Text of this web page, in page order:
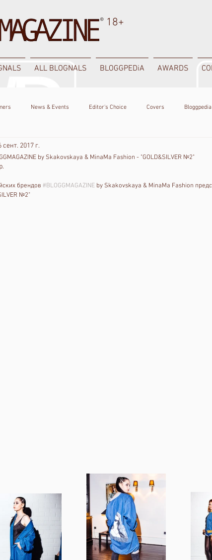
18+
ALL BLOGNALS BLOGGPEDiA AWARDS
News & Events Editor's Choice Covers Bloggpedia
by Skakovskaya & MinaMa Fashion - "GOLD&SILVER №2"
сент. 2017 г.
брендов #BLOGGMAGAZINE by Skakovskaya & MinaMa Fashion
№2"